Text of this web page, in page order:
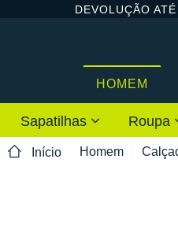
DEVOLUÇÃO
HOMEM
Sapatilhas Roupa
Início Homem